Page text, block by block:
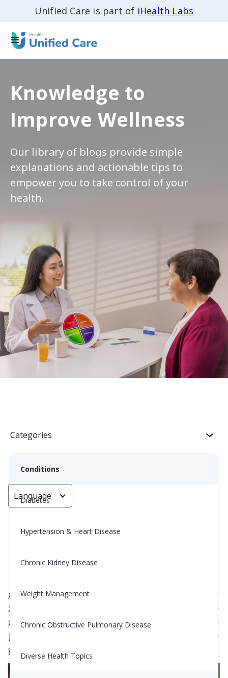
Unified Care is part of iHealth Labs
Knowledge to
Improve Wellness
Our library of blogs provide simple
explanations and actionable tips to
empower you to take control of your
health.
Categories
Conditions
Diabetes
Hypertension & Heart Disease
Chronic Kidney Disease
Weight Management
Chronic Obstructive Pulmonary Disease
Diverse Health Topics
Language
糖尿病與牙齒健康
Brooke Marsal, MS, RD
糖尿病會影響身體的許多不同部分，包括口腔、牙齒
和牙齦。高血糖水平、循環不良和炎症會導致許多牙
科健康問題。事實上，22%的糖尿病患者被診斷為牙
周病，也稱為牙齦病。這就是了解糖尿病如何影響牙
齒健康以及確保採取預防措施的重要原因。